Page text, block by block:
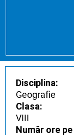
Disciplina:
Geografie
Clasa:
VIII
Număr ore